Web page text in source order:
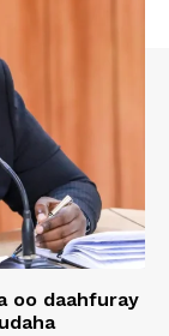
oo daahfuray